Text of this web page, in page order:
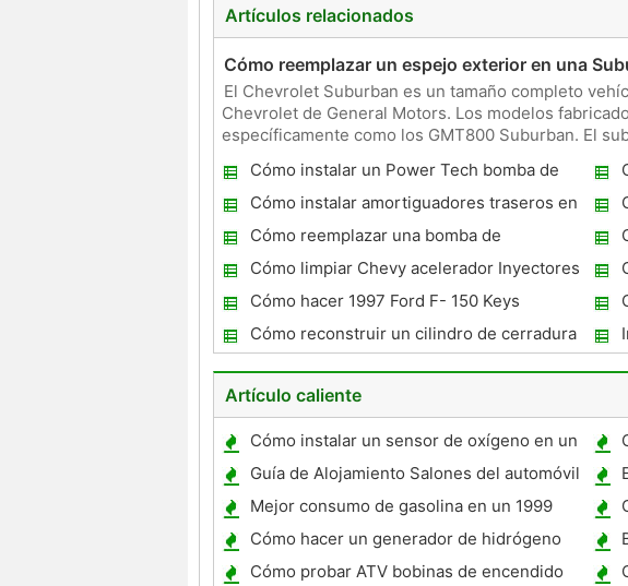
Artículos relacionados
Cómo reemplazar un espejo exterior en una
El Chevrolet Suburban es un tamaño completo
Chevrolet de General Motors. Los modelos
específicamente como los GMT800 Suburban. El
Cómo instalar un Power Tech bomba de
aceite 2.4L Jeep
Cómo instalar amortiguadores traseros en
el 1994 Lincoln Town Car
Cómo reemplazar una bomba de
combustible en un Ford F-150
Cómo limpiar Chevy acelerador Inyectores
cuerpo
Cómo hacer 1997 Ford F- 150 Keys
Cómo reconstruir un cilindro de cerradura
en un Ford Focus
Artículo caliente
Cómo instalar un sensor de oxígeno en un
Mazda
Guía de Alojamiento Salones del automóvil
Mejor consumo de gasolina en un 1999
Chevrolet Silverado V6
Cómo hacer un generador de hidrógeno
electrolizador
Cómo probar ATV bobinas de encendido